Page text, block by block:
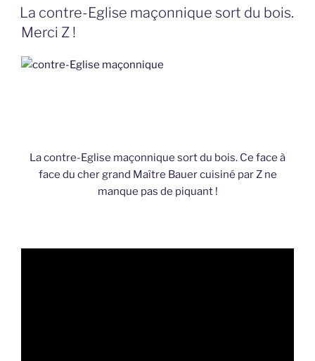
LE
La contre-Eglise maçonnique sort du bois.
Merci Z !
La contre-Eglise maçonnique sort du bois. Ce face à
face du cher grand Maître Bauer cuisiné par Z ne
manque pas de piquant !